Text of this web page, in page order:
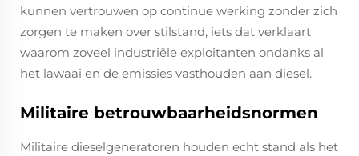
kunnen vertrouwen op continue werking zonder zich
zorgen te maken over stilstand, iets dat verklaart
waarom zoveel industriële exploitanten ondanks al
het lawaai en de emissies vasthouden aan diesel.
Militaire betrouwbaarheidsnormen
Militaire dieselgeneratoren houden echt stand als het